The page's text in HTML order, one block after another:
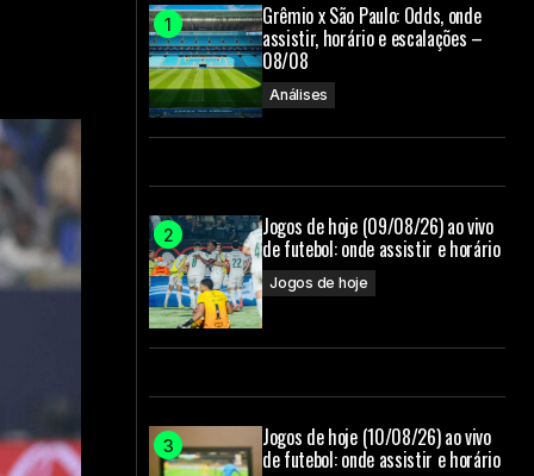
Grêmio x São Paulo: Odds, onde
assistir, horário e escalações –
08/08
Análises
Jogos de hoje (09/08/26) ao vivo
de futebol: onde assistir e horário
Jogos de hoje
Jogos de hoje (10/08/26) ao vivo
de futebol: onde assistir e horário